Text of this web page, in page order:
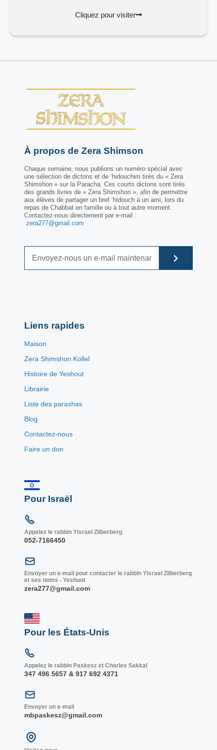
Cliquez pour visiter
À propos de Zera Shimson
Chaque semaine, nous publions un numéro spécial avec
une sélection de dictons et de ‘hidouchim tirés du « Zera
Shimshon » sur la Paracha. Ces courts dictons sont tirés
des grands livres de « Zera Shimshon », afin de permettre
aux élèves de partager un bref ‘hidouch à un ami, lors du
repas de Chabbat en famille ou à tout autre moment.
Contactez-nous directement par e-mail :
zera277@gmail.com
Liens rapides
Maison
Zera Shimshon Kollel
Histoire de Yeshout
Librairie
Liste des parashas
Blog
Contactez-nous
Faire un don
Pour Israël
Appelez le rabbin Yisrael Zilberberg
052-7166450
Envoyer un e-mail pour contacter le rabbin Yisrael Zilberberg
et ses noms - Yeshuot
zera277@gmail.com
Pour les États-Unis
Appelez le rabbin Paskesz et Charles Sakkal
347 496 5657 & 917 692 4371
Envoyer un e-mail
mbpaskesz@gmail.com